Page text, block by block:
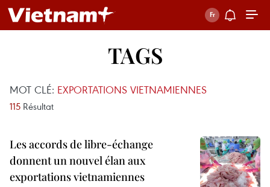
TAGS
MOT CLÉ: EXPORTATIONS VIETNAMIENNES
115 Résultat
Les accords de libre-échange
donnent un nouvel élan aux
exportations vietnamiennes